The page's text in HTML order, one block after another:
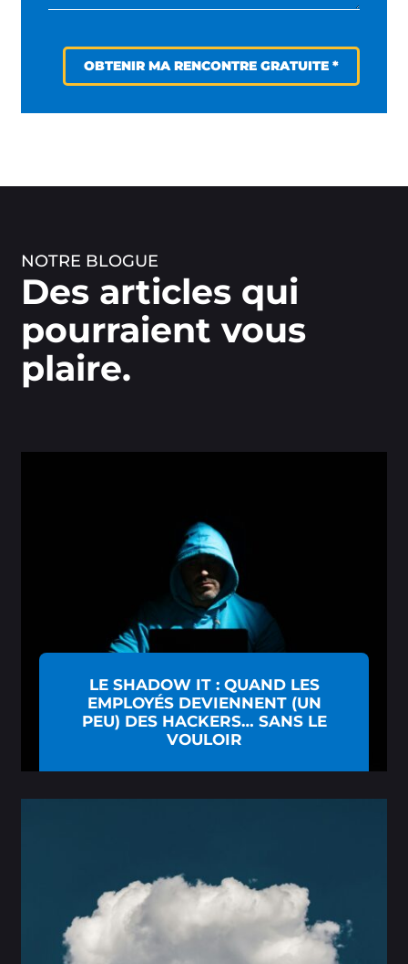
OBTENIR MA RENCONTRE GRATUITE *
NOTRE BLOGUE
Des articles qui
pourraient vous
plaire.
LE SHADOW IT : QUAND LES
EMPLOYÉS DEVIENNENT (UN
PEU) DES HACKERS… SANS LE
VOULOIR